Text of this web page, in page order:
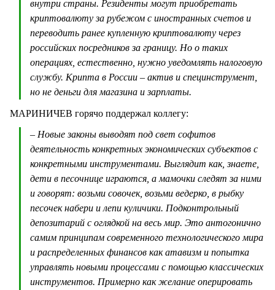
внутри страны. Резиденты могут приобретать
криптовалюту за рубежом с иностранных счетов и
переводить ранее купленную криптовалюту через
российских посредников за границу. Но о таких
операциях, естественно, нужно уведомлять налоговую
службу. Крипта в России – актив и специнструмент,
но не деньги для магазина и зарплаты.
МАРИНИЧЕВ горячо поддержал коллегу:
– Новые законы выводят под свет софитов
деятельность конкретных экономических субъектов с
конкретными инструментами. Выглядит как, знаете,
дети в песочнице играются, а мамочки следят за ними
и говорят: возьми совочек, возьми ведерко, в рыбку
песочек набери и лепи куличики. Подконтрольный
депозитарий с оглядкой на весь мир. Это антогонично
самим принципам современного технологического мира
и распределенных финансов как атавизм и попытка
управлять новыми процессами с помощью классических
инструментов. Примерно как желание оперировать